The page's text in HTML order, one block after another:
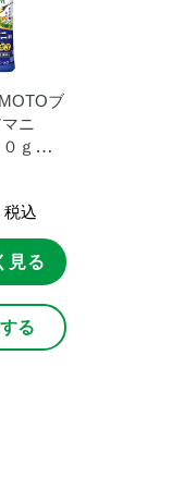
ブ
ニ
０ｇ鮮
税込
見る
る